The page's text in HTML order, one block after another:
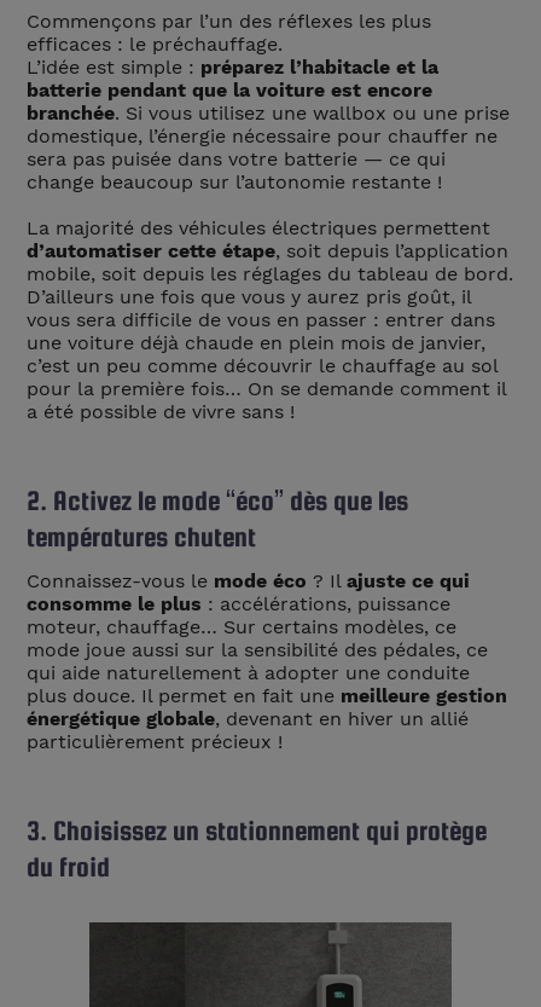
Commençons par l’un des réflexes les plus
efficaces : le préchauffage.
L’idée est simple : préparez l’habitacle et la
batterie pendant que la voiture est encore
branchée. Si vous utilisez une wallbox ou une prise
domestique, l’énergie nécessaire pour chauffer ne
sera pas puisée dans votre batterie — ce qui
change beaucoup sur l’autonomie restante !
La majorité des véhicules électriques permettent
d’automatiser cette étape, soit depuis l’application
mobile, soit depuis les réglages du tableau de bord.
D’ailleurs une fois que vous y aurez pris goût, il
vous sera difficile de vous en passer : entrer dans
une voiture déjà chaude en plein mois de janvier,
c’est un peu comme découvrir le chauffage au sol
pour la première fois… On se demande comment il
a été possible de vivre sans !
2. Activez le mode “éco” dès que les
températures chutent
Connaissez-vous le mode éco ? Ilajuste ce qui
consomme le plus : accélérations, puissance
moteur, chauffage… Sur certains modèles, ce
mode joue aussi sur la sensibilité des pédales, ce
qui aide naturellement à adopter une conduite
plus douce. Il permet en fait une meilleure gestion
énergétique globale, devenant en hiver un allié
particulièrement précieux !
3. Choisissez un stationnement qui protège
du froid